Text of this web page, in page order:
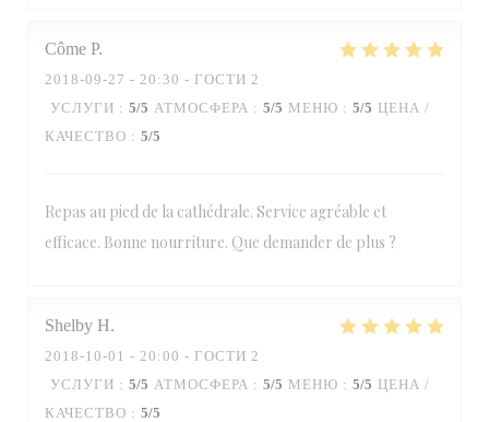
Côme P
2018-09-27 - 20:30 - ГОСТИ 2
УСЛУГИ : 5/5 АТМОСФЕРА : 5/5 МЕНЮ : 5/5 ЦЕНА /
КАЧЕСТВО : 5/5
Repas au pied de la cathédrale. Service agréable et
efficace. Bonne nourriture. Que demander de plus ?
Shelby H
2018-10-01 - 20:00 - ГОСТИ 2
УСЛУГИ : 5/5 АТМОСФЕРА : 5/5 МЕНЮ : 5/5 ЦЕНА /
КАЧЕСТВО : 5/5